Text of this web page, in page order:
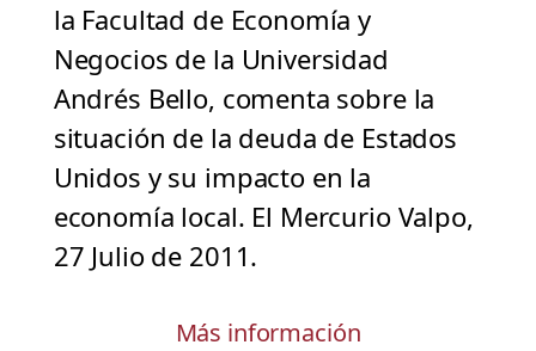
la Facultad de Economía y
Negocios de la Universidad
Andrés Bello, comenta sobre la
situación de la deuda de Estados
Unidos y su impacto en la
economía local. El Mercurio Valpo,
27 Julio de 2011.
Más información